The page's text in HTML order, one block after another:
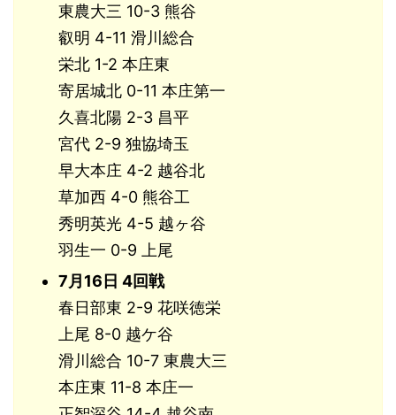
東農大三 10-3 熊谷
叡明 4-11 滑川総合
栄北 1-2 本庄東
寄居城北 0-11 本庄第一
久喜北陽 2-3 昌平
宮代 2-9 独協埼玉
早大本庄 4-2 越谷北
草加西 4-0 熊谷工
秀明英光 4-5 越ヶ谷
羽生一 0-9 上尾
7月16日 4回戦
春日部東 2-9 花咲徳栄
上尾 8-0 越ケ谷
滑川総合 10-7 東農大三
本庄東 11-8 本庄一